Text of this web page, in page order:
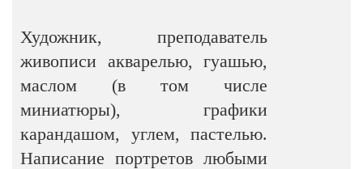
Художник, преподаватель
живописи акварелью, гуашью,
маслом (в том числе
миниатюры), графики
карандашом, углем, пастелью.
Написание портретов любыми